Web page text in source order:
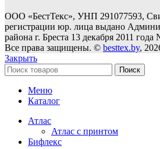
ООО «БестТекс», УНП 291077593,
регистрации юр. лица выдано
района г. Бреста 13 декабря 2011
Все права защищены. © besttex.by,
Закрыть
Поиск
Меню
Каталог
Атлас
Атлас с принтом
Бифлекс